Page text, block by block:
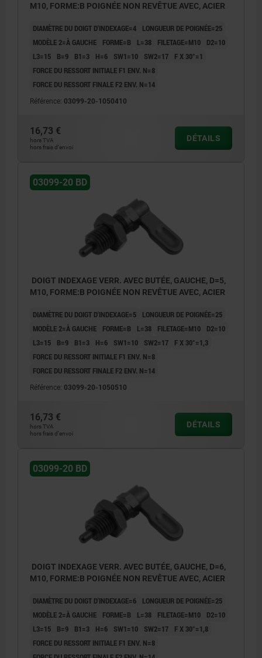
1) Butée gauche
2) Butée droite
M10, FORME:B POIGNÉE NON REVÊTUE AVEC, ACIER
DIAMÈTRE DU DOIGT D'INDEXAGE=4
LONGUEUR DE POIGNÉE=25
MODÈLE 2=À GAUCHE
FORME=B L=38 FILETAGE=M10
D2=10
L3=15
B=9 B1=3 H=6 SW1=10 SW2=17
F X 30°=1
FORCE DU RESSORT INITIALE F1 ENV. N=8
FORCE DU RESSORT FINALE F2 ENV. N=14
Référence: 03099-20-1050410
16,73 €
hors TVA
hors frais d’envoi
DÉTAILS
03099-20 BD
DOIGT INDEXAGE VERR. AVEC BUTÉE, GAUCHE, D=5,
M10, FORME:B POIGNÉE NON REVÊTUE AVEC, ACIER
DIAMÈTRE DU DOIGT D'INDEXAGE=5
LONGUEUR DE POIGNÉE=25
MODÈLE 2=À GAUCHE
FORME=B L=38 FILETAGE=M10
D2=10
L3=15
B=9 B1=3 H=6 SW1=10 SW2=17
F X 30°=1,3
FORCE DU RESSORT INITIALE F1 ENV. N=8
FORCE DU RESSORT FINALE F2 ENV. N=14
Référence: 03099-20-1050510
16,73 €
hors TVA
hors frais d’envoi
DÉTAILS
03099-20 BD
DOIGT INDEXAGE VERR. AVEC BUTÉE, GAUCHE, D=6,
M10, FORME:B POIGNÉE NON REVÊTUE AVEC, ACIER
DIAMÈTRE DU DOIGT D'INDEXAGE=6
LONGUEUR DE POIGNÉE=25
MODÈLE 2=À GAUCHE
FORME=B L=38 FILETAGE=M10
D2=10
L3=15
B=9 B1=3 H=6 SW1=10 SW2=17
F X 30°=1,8
FORCE DU RESSORT INITIALE F1 ENV. N=8